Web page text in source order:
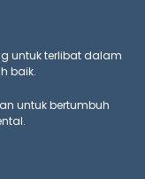
untuk terlibat dalam
baik.
untuk bertumbuh